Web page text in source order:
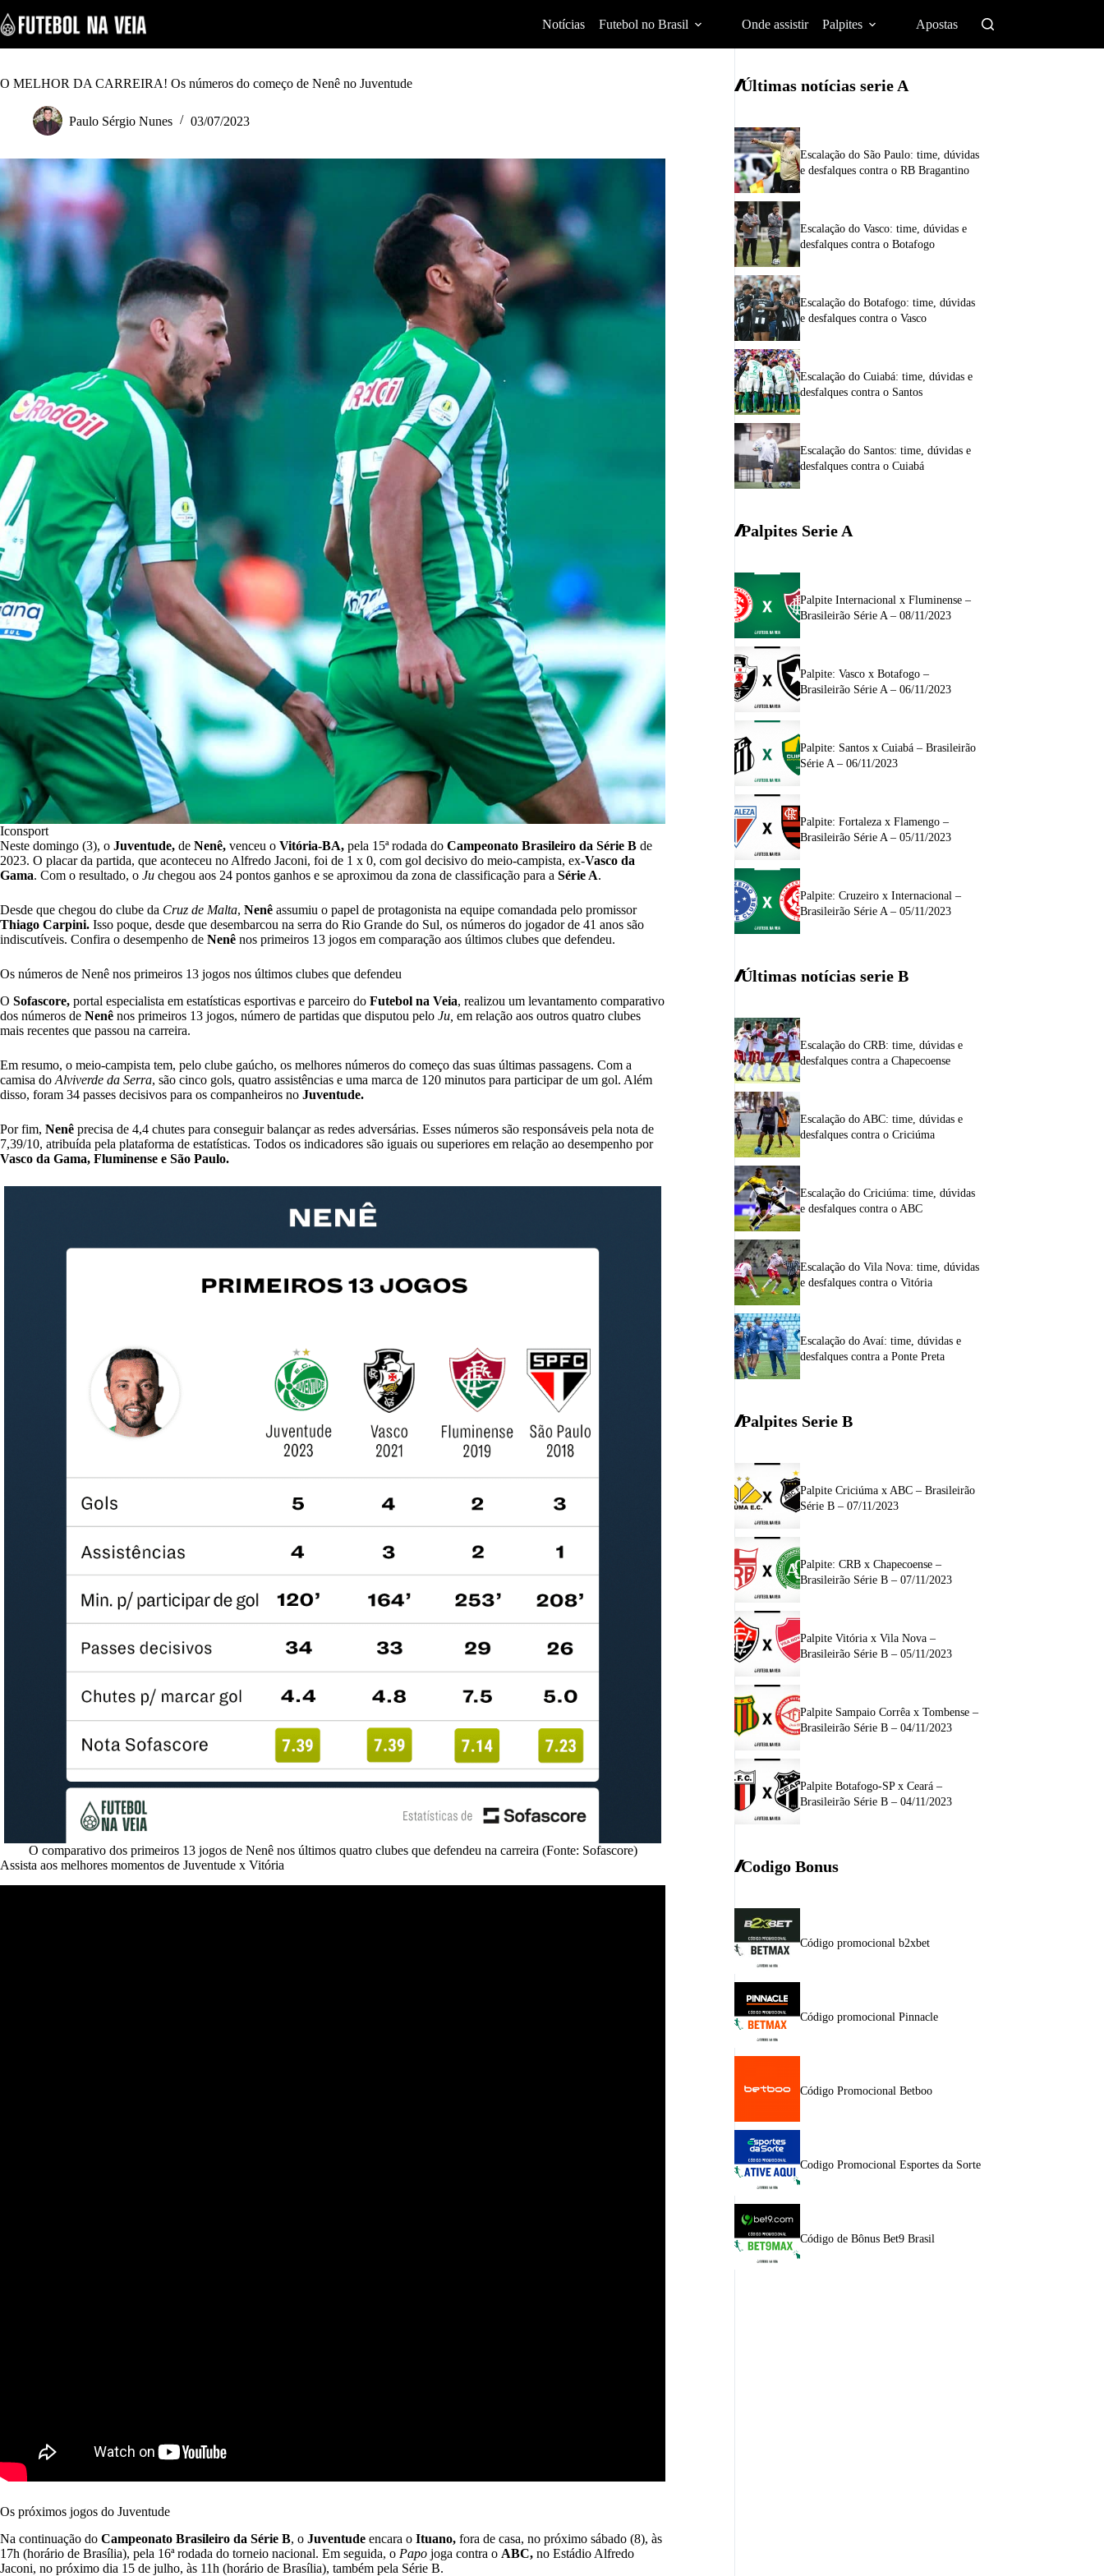
k
i
p
o
n
Notícias Futebol no Brasil Onde assistir Palpites Apostas
O MELHOR DA CARREIRA! Os números do começo de Nenê no Juventude
Paulo Sérgio Nunes 03/07/2023
Iconsport
Neste domingo (3), o Juventude, de Nenê, venceu o Vitória-BA, pela 15ª rodada do Campeonato Brasileiro da Série B de
2023. O placar da partida, que aconteceu no Alfredo Jaconi, foi de 1 x 0, com gol decisivo do meio-campista, ex-Vasco da
Gama. Com o resultado, o Ju chegou aos 24 pontos ganhos e se aproximou da zona de classificação para a Série A.
Desde que chegou do clube da Cruz de Malta, Nenê assumiu o papel de protagonista na equipe comandada pelo promissor
Thiago Carpini. Isso poque, desde que desembarcou na serra do Rio Grande do Sul, os números do jogador de 41 anos são
indiscutíveis. Confira o desempenho de Nenê nos primeiros 13 jogos em comparação aos últimos clubes que defendeu.
Os números de Nenê nos primeiros 13 jogos nos últimos clubes que defendeu
O Sofascore, portal especialista em estatísticas esportivas e parceiro do Futebol na Veia, realizou um levantamento comparativo
dos números de Nenê nos primeiros 13 jogos, número de partidas que disputou pelo Ju, em relação aos outros quatro clubes
mais recentes que passou na carreira.
Em resumo, o meio-campista tem, pelo clube gaúcho, os melhores números do começo das suas últimas passagens. Com a
camisa do Alviverde da Serra, são cinco gols, quatro assistências e uma marca de 120 minutos para participar de um gol. Além
disso, foram 34 passes decisivos para os companheiros no Juventude.
Por fim, Nenê precisa de 4,4 chutes para conseguir balançar as redes adversárias. Esses números são responsáveis pela nota de
7,39/10, atribuída pela plataforma de estatísticas. Todos os indicadores são iguais ou superiores em relação ao desempenho por
Vasco da Gama, Fluminense e São Paulo.
O comparativo dos primeiros 13 jogos de Nenê nos últimos quatro clubes que defendeu na carreira (Fonte: Sofascore)
Assista aos melhores momentos de Juventude x Vitória
Os próximos jogos do Juventude
Na continuação do Campeonato Brasileiro da Série B, o Juventude encara o Ituano, fora de casa, no próximo sábado (8), às
17h (horário de Brasília), pela 16ª rodada do torneio nacional. Em seguida, o Papo joga contra o ABC, no Estádio Alfredo
Jaconi, no próximo dia 15 de julho, às 11h (horário de Brasília), também pela Série B.
Últimas notícias serie A
Escalação do São Paulo: time, dúvidas
e desfalques contra o RB Bragantino
Escalação do Vasco: time, dúvidas e
desfalques contra o Botafogo
Escalação do Botafogo: time, dúvidas
e desfalques contra o Vasco
Escalação do Cuiabá: time, dúvidas e
desfalques contra o Santos
Escalação do Santos: time, dúvidas e
desfalques contra o Cuiabá
Palpites Serie A
Palpite Internacional x Fluminense –
Brasileirão Série A – 08/11/2023
Palpite: Vasco x Botafogo –
Brasileirão Série A – 06/11/2023
Palpite: Santos x Cuiabá – Brasileirão
Série A – 06/11/2023
Palpite: Fortaleza x Flamengo –
Brasileirão Série A – 05/11/2023
Palpite: Cruzeiro x Internacional –
Brasileirão Série A – 05/11/2023
Últimas notícias serie B
Escalação do CRB: time, dúvidas e
desfalques contra a Chapecoense
Escalação do ABC: time, dúvidas e
desfalques contra o Criciúma
Escalação do Criciúma: time, dúvidas
e desfalques contra o ABC
Escalação do Vila Nova: time, dúvidas
e desfalques contra o Vitória
Escalação do Avaí: time, dúvidas e
desfalques contra a Ponte Preta
Palpites Serie B
Palpite Criciúma x ABC – Brasileirão
Série B – 07/11/2023
Palpite: CRB x Chapecoense –
Brasileirão Série B – 07/11/2023
Palpite Vitória x Vila Nova –
Brasileirão Série B – 05/11/2023
Palpite Sampaio Corrêa x Tombense –
Brasileirão Série B – 04/11/2023
Palpite Botafogo-SP x Ceará –
Brasileirão Série B – 04/11/2023
Codigo Bonus
Código promocional b2xbet
Código promocional Pinnacle
Código Promocional Betboo
Codigo Promocional Esportes da Sorte
Código de Bônus Bet9 Brasil